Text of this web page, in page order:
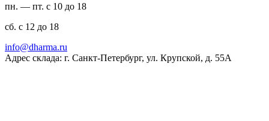
пн. — пт. с 10 до 18
сб. с 12 до 18
ur.amrahd@ofni
Адрес склада: г. Санкт-Петербург, ул. Крупской, д. 55А